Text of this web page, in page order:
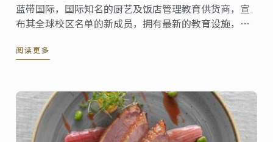
蓝带国际，国际知名的厨艺及饭店管理教育供货商，宣
布其全球校区名单的新成员，拥有最新的教育设施，珀
阅读更多